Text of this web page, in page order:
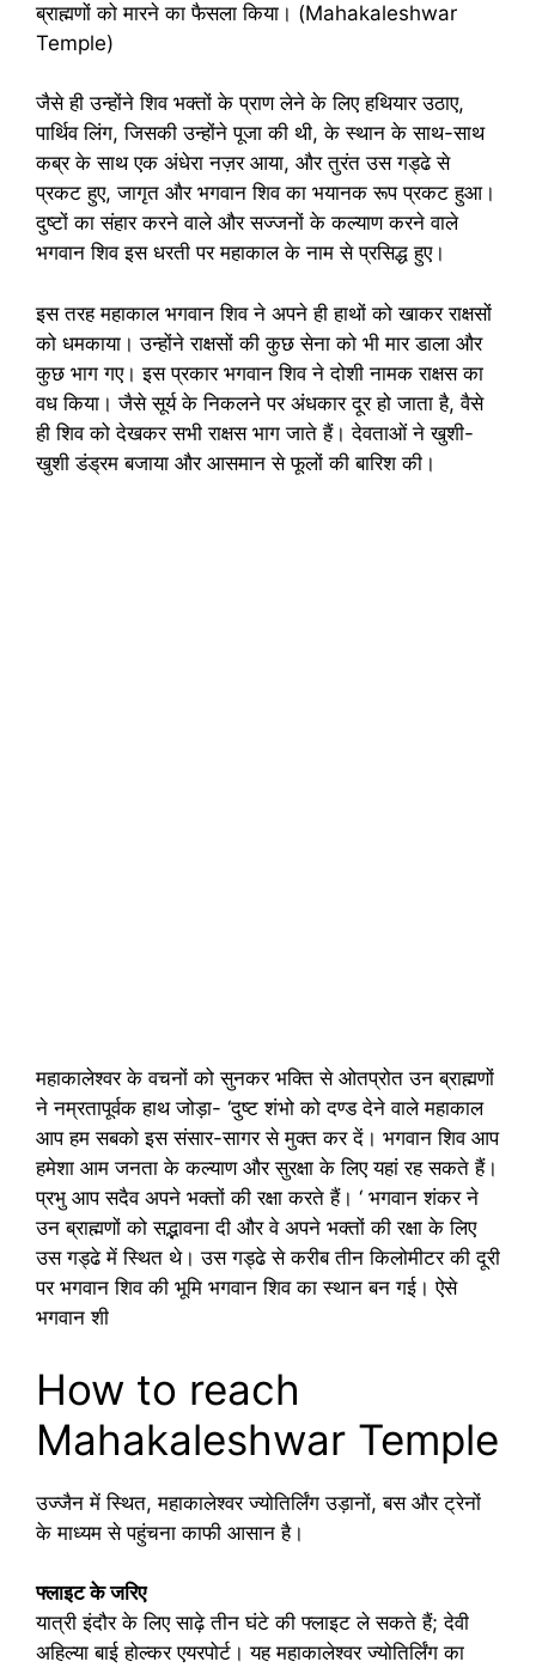
ब्राह्मणों को मारने का फैसला किया। (Mahakaleshwar
Temple)
जैसे ही उन्होंने शिव भक्तों के प्राण लेने के लिए हथियार उठाए,
पार्थिव लिंग, जिसकी उन्होंने पूजा की थी, के स्थान के साथ-साथ
कब्र के साथ एक अंधेरा नज़र आया, और तुरंत उस गड्ढे से
प्रकट हुए, जागृत और भगवान शिव का भयानक रूप प्रकट हुआ।
दुष्टों का संहार करने वाले और सज्जनों के कल्याण करने वाले
भगवान शिव इस धरती पर महाकाल के नाम से प्रसिद्ध हुए।
इस तरह महाकाल भगवान शिव ने अपने ही हाथों को खाकर राक्षसों
को धमकाया। उन्होंने राक्षसों की कुछ सेना को भी मार डाला और
कुछ भाग गए। इस प्रकार भगवान शिव ने दोशी नामक राक्षस का
वध किया। जैसे सूर्य के निकलने पर अंधकार दूर हो जाता है, वैसे
ही शिव को देखकर सभी राक्षस भाग जाते हैं। देवताओं ने खुशी-
खुशी डंड्रम बजाया और आसमान से फूलों की बारिश की।
महाकालेश्वर के वचनों को सुनकर भक्ति से ओतप्रोत उन ब्राह्मणों
ने नम्रतापूर्वक हाथ जोड़ा- ‘दुष्ट शंभो को दण्ड देने वाले महाकाल
आप हम सबको इस संसार-सागर से मुक्त कर दें। भगवान शिव आप
हमेशा आम जनता के कल्याण और सुरक्षा के लिए यहां रह सकते हैं।
प्रभु आप सदैव अपने भक्तों की रक्षा करते हैं। ‘ भगवान शंकर ने
उन ब्राह्मणों को सद्भावना दी और वे अपने भक्तों की रक्षा के लिए
उस गड्ढे में स्थित थे। उस गड्ढे से करीब तीन किलोमीटर की दूरी
पर भगवान शिव की भूमि भगवान शिव का स्थान बन गई। ऐसे
भगवान शी
How to reach
Mahakaleshwar Temple
उज्जैन में स्थित, महाकालेश्वर ज्योतिर्लिंग उड़ानों, बस और ट्रेनों
के माध्यम से पहुंचना काफी आसान है।
फ्लाइट के जरिए
यात्री इंदौर के लिए साढ़े तीन घंटे की फ्लाइट ले सकते हैं; देवी
अहिल्या बाई होल्कर एयरपोर्ट। यह महाकालेश्वर ज्योतिर्लिंग का